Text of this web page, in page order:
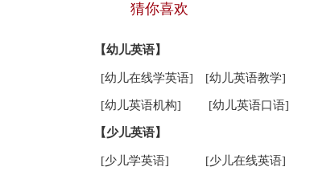
猜你喜欢
【幼儿英语】
[幼儿在线学英语] [幼儿英语教学]
[幼儿英语机构] [幼儿英语口语]
【少儿英语】
[少儿学英语] [少儿在线英语]